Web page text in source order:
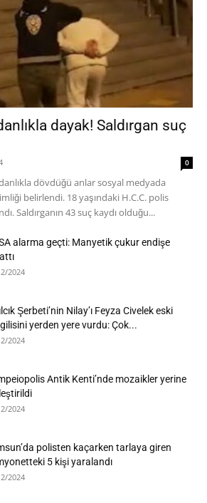
dayak! Saldırgan suç
0
dövdüğü anlar sosyal medyada
belirlendi. 18 yaşındaki H.C.C. polis
Saldırganın 43 suç kaydı olduğu...
alarma geçti: Manyetik çukur endişe
2024
Şerbeti’nin Nilay’ı Feyza Civelek eski
yerden yere vurdu: Çok...
2024
Antik Kenti’nde mozaikler yerine
2024
polisten kaçarken tarlaya giren
5 kişi yaralandı
2024